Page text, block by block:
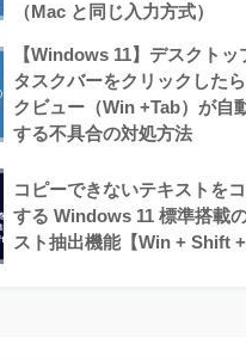
（Mac と同じ入力方式）
【Windows 11】デスクトッ
タスクバーをクリックした
クビュー（Win +Tab）が自
する不具合の対処方法
コピーできないテキストを
する Windows 11 標準搭載
スト抽出機能【Win + Shift +